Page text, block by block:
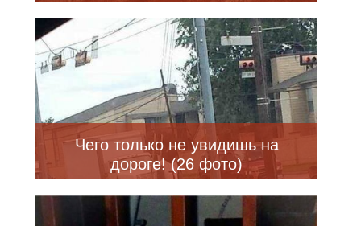
Чего только не увидишь на
дороге! (26 фото)